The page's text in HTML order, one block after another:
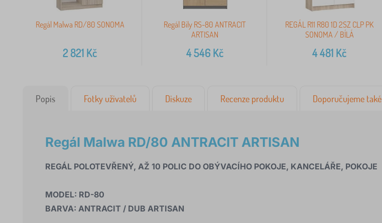
Regál Malwa RD/80 SONOMA
2 821 Kč
Regál Bily RS-80 ANTRACIT
ARTISAN
4 546 Kč
REGÁL R11 R80 1D 2SZ CLP PK
SONOMA / BÍLÁ
4 481 Kč
Popis Fotky uživatelů Diskuze Recenze produktu Doporučujeme také
Regál Malwa RD/80 ANTRACIT ARTISAN
REGÁL POLOTEVŘENÝ, AŽ 10 POLIC DO OBÝVACÍHO POKOJE, KANCELÁŘE, POKOJE
MODEL: RD-80
BARVA: ANTRACIT / DUB ARTISAN